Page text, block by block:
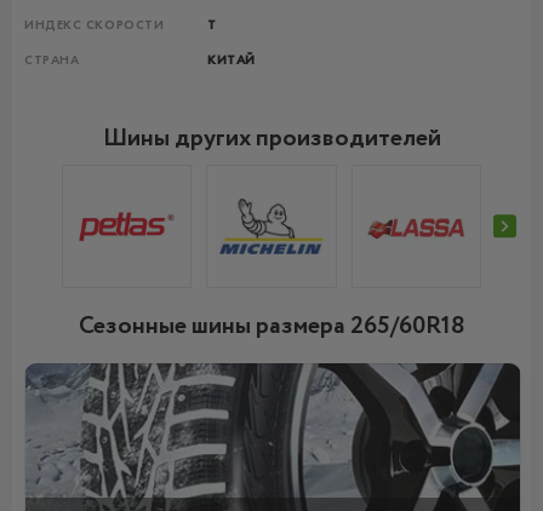
ИНДЕКС СКОРОСТИ T
СТРАНА КИТАЙ
Шины других производителей
Сезонные шины размера 265/60R18